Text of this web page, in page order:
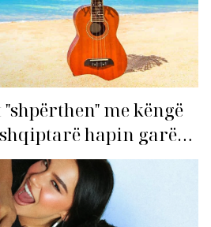
me këngë
hapin garën